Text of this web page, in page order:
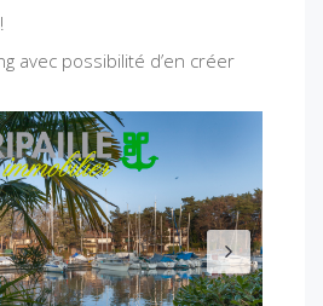
avec possibilité d’en créer
x
t